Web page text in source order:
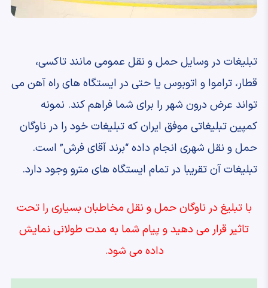
تبلیغات در وسایل حمل و نقل عمومی مانند تاکسی،
قطار، تراموا و اتوبوس یا حتی در ایستگاه های راه آهن می
تواند عرض درون شهر را برای شما فراهم کند. نمونه
کمپین تبلیغاتی موفق ایران که تبلیغات خود را در ناوگان
حمل و نقل شهری انجام داده “برند آقای فرش” است.
تبلیغات آن تقریبا در تمام ایستگاه های مترو وجود دارد.
با تبلیغ در ناوگان حمل و نقل مخاطبان بسیاری را تحت
تاثیر قرار می دهید و پیام شما به مدت طولانی نمایش
داده می شود.